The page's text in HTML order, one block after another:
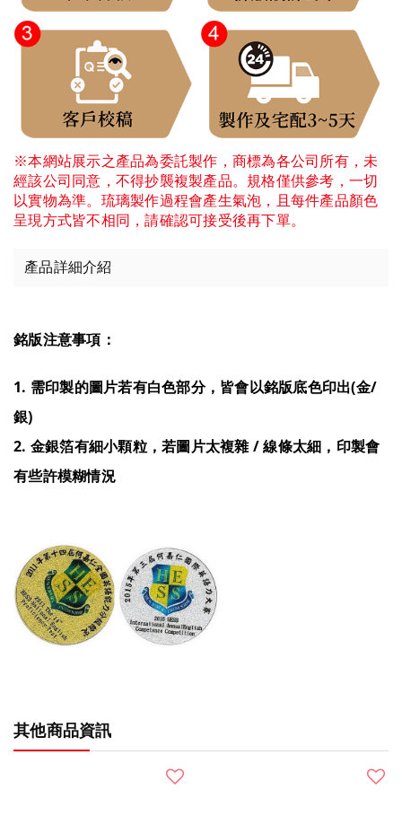
※本網站展示之產品為委託製作，商標為各公司所有，未
經該公司同意，不得抄襲複製產品。規格僅供參考，一切
以實物為準。琉璃製作過程會產生氣泡，且每件產品顏色
呈現方式皆不相同，請確認可接受後再下單。
產品詳細介紹
銘版注意事項：
1. 需印製的圖片若有白色部分，皆會以銘版底色印出(金/
銀)
2. 金銀箔有細小顆粒，若圖片太複雜 / 線條太細，印製會
有些許模糊情況
其他商品資訊